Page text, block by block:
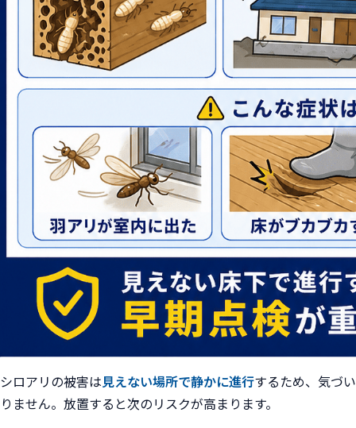
シロアリの被害は見えない場所で静かに進行するため、気づ
りません。放置すると次のリスクが高まります。